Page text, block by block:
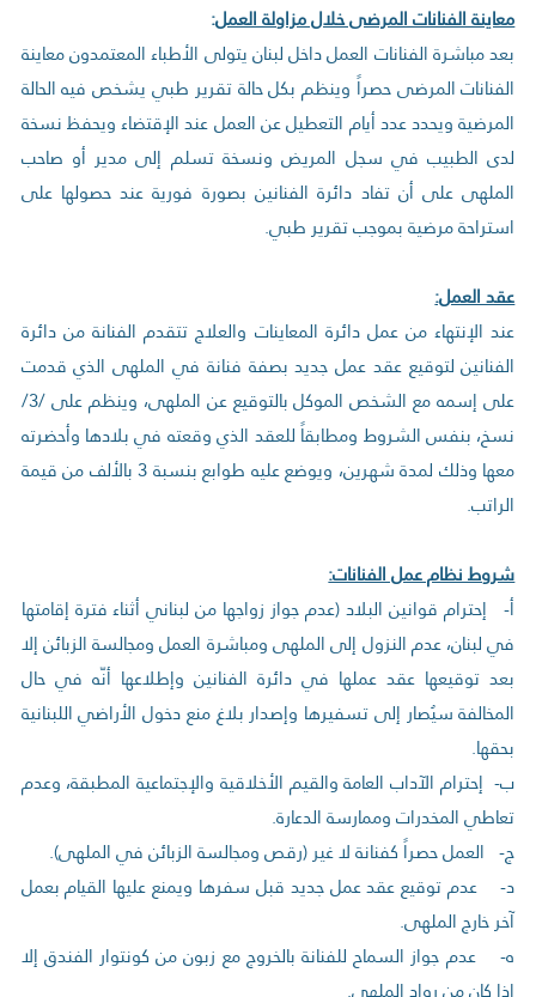
معاينة الفنانات المرضى خلال مزاولة العمل:
بعد مباشرة الفنانات العمل داخل لبنان يتولى الأطباء المعتمدون معاينة
الفنانات المرضى حصراً وينظم بكل حالة تقرير طبي يشخص فيه الحالة
المرضية ويحدد عدد أيام التعطيل عن العمل عند الإقتضاء ويحفظ نسخة
لدى الطبيب في سجل المريض ونسخة تسلم إلى مدير أو صاحب
الملهى على أن تفاد دائرة الفنانين بصورة فورية عند حصولها على
استراحة مرضية بموجب تقرير طبي.
عقد العمل:
عند الإنتهاء من عمل دائرة المعاينات والعلاج تتقدم الفنانة من دائرة
الفنانين لتوقيع عقد عمل جديد بصفة فنانة في الملهى الذي قدمت
على إسمه مع الشخص الموكل بالتوقيع عن الملهى، وينظم على /3/
نسخ، بنفس الشروط ومطابقاً للعقد الذي وقعته في بلادها وأحضرته
معها وذلك لمدة شهرين، ويوضع عليه طوابع بنسبة 3 بالألف من قيمة
الراتب.
شروط نظام عمل الفنانات:
‌أ- إحترام قوانين البلاد (عدم جواز زواجها من لبناني أثناء فترة إقامتها
في لبنان، عدم النزول إلى الملهى ومباشرة العمل ومجالسة الزبائن إلا
بعد توقيعها عقد عملها في دائرة الفنانين وإطلاعها أنّه في حال
المخالفة سيُصار إلى تسفيرها وإصدار بلاغ منع دخول الأراضي اللبنانية
بحقها.
‌ب- إحترام الآداب العامة والقيم الأخلاقية والإجتماعية المطبقة، وعدم
تعاطي المخدرات وممارسة الدعارة.
‌ج- العمل حصراً كفنانة لا غير (رقص ومجالسة الزبائن في الملهى).
‌د- عدم توقيع عقد عمل جديد قبل سفرها ويمنع عليها القيام بعمل
آخر خارج الملهى.
‌ه- عدم جواز السماح للفنانة بالخروج مع زبون من كونتوار الفندق إلا